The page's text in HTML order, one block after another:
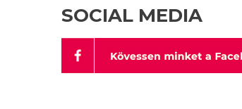
SOCIAL MEDIA